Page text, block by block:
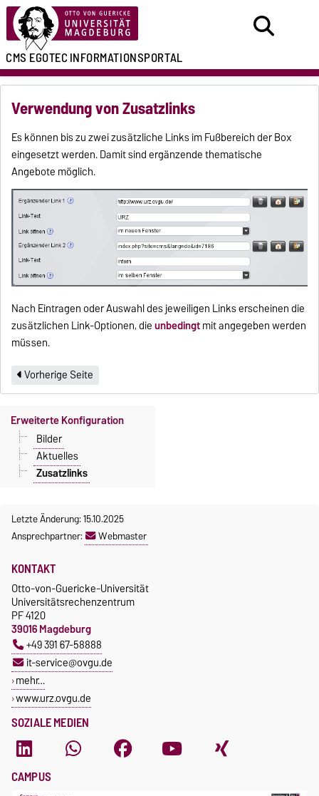
CMS EGOTECINFORMATIONSPORTAL
Verwendung von Zusatzlinks
Es können bis zu zwei zusätzliche Links im Fußbereich der Box
eingesetzt werden. Damit sind ergänzende thematische
Angebote möglich.
Nach Eintragen oder Auswahl des jeweiligen Links erscheinen die
zusätzlichen Link-Optionen, dieunbedingtmit angegeben werden
müssen.
Vorherige Seite
Erweiterte Konfiguration
Bilder
Aktuelles
Zusatzlinks
Letzte Änderung: 15.10.2025
Ansprechpartner:
Webmaster
SOZIALE MEDIEN
KONTAKT
Otto-von-Guericke-Universität
Universitätsrechenzentrum
PF 4120
39016 Magdeburg
+49 391 67-58888
it-service@ovgu.de
mehr…
www.urz.ovgu.de
CAMPUS